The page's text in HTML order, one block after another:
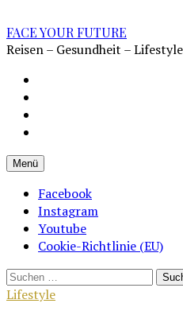
Inhalt
überspringen
FACE YOUR FUTURE
Reisen – Gesundheit –
(EU)
Menü
Facebook
Instagram
Youtube
Cookie-Richtlinie (EU)
Suchen
nach:
Lifestyle